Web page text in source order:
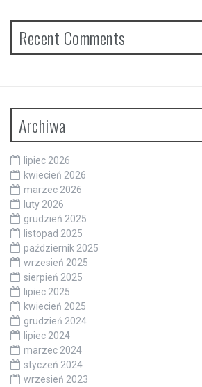
Recent Comments
Archiwa
lipiec 2026
kwiecień 2026
marzec 2026
luty 2026
grudzień 2025
listopad 2025
październik 2025
wrzesień 2025
sierpień 2025
lipiec 2025
kwiecień 2025
grudzień 2024
lipiec 2024
marzec 2024
styczeń 2024
wrzesień 2023